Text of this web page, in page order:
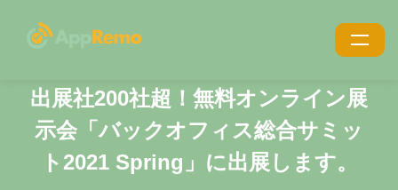
特長
機能
利用シーン
出展社200社超！無料オンライン展
示会 「バックオフィス総合サミッ
ト2021 Spring」に出展します。